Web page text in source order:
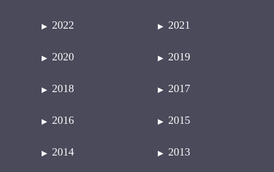
2022 2021
2020 2019
2018 2017
2016 2015
2014 2013